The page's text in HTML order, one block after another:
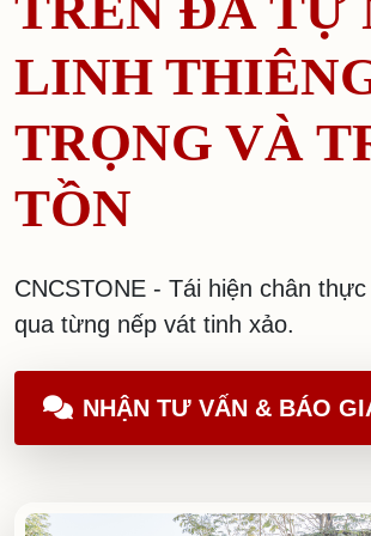
LINH
TRỌNG VÀ
TỒN
CNCSTONE - Tái hiện chân
qua từng nếp vát tinh xảo.
NHẬN TƯ VẤN & BÁO